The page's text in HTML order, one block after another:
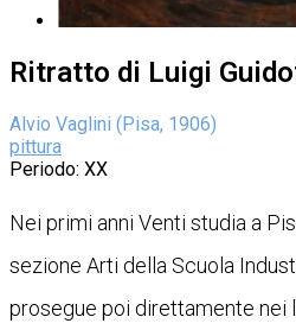
Ritratto di Luigi
Alvio Vaglini (Pisa, 1906)
pittura
Periodo: XX
Nei primi anni Venti studia a
sezione Arti della Scuola
prosegue poi direttamente nei